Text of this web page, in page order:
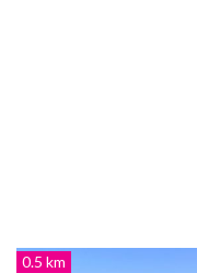
0.5 km